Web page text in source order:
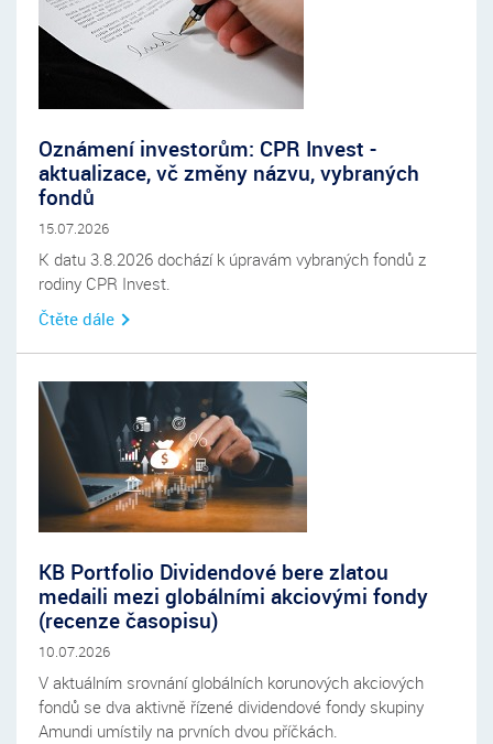
Oznámení investorům: CPR Invest -
aktualizace, vč změny názvu, vybraných
fondů
15.07.2026
K datu 3.8.2026 dochází k úpravám vybraných fondů z
rodiny CPR Invest.
Čtěte dále
KB Portfolio Dividendové bere zlatou
medaili mezi globálními akciovými fondy
(recenze časopisu)
10.07.2026
V aktuálním srovnání globálních korunových akciových
fondů se dva aktivně řízené dividendové fondy skupiny
Amundi umístily na prvních dvou příčkách.